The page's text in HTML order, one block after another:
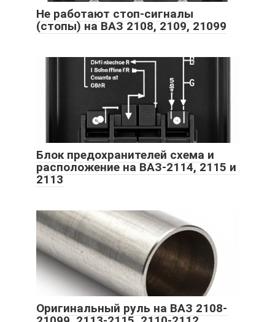
Не работают стоп-сигналы
(стопы) на ВАЗ 2108, 2109, 21099
Блок предохранителей схема и
расположение на ВАЗ-2114, 2115 и
2113
Оригинальный руль на ВАЗ 2108-